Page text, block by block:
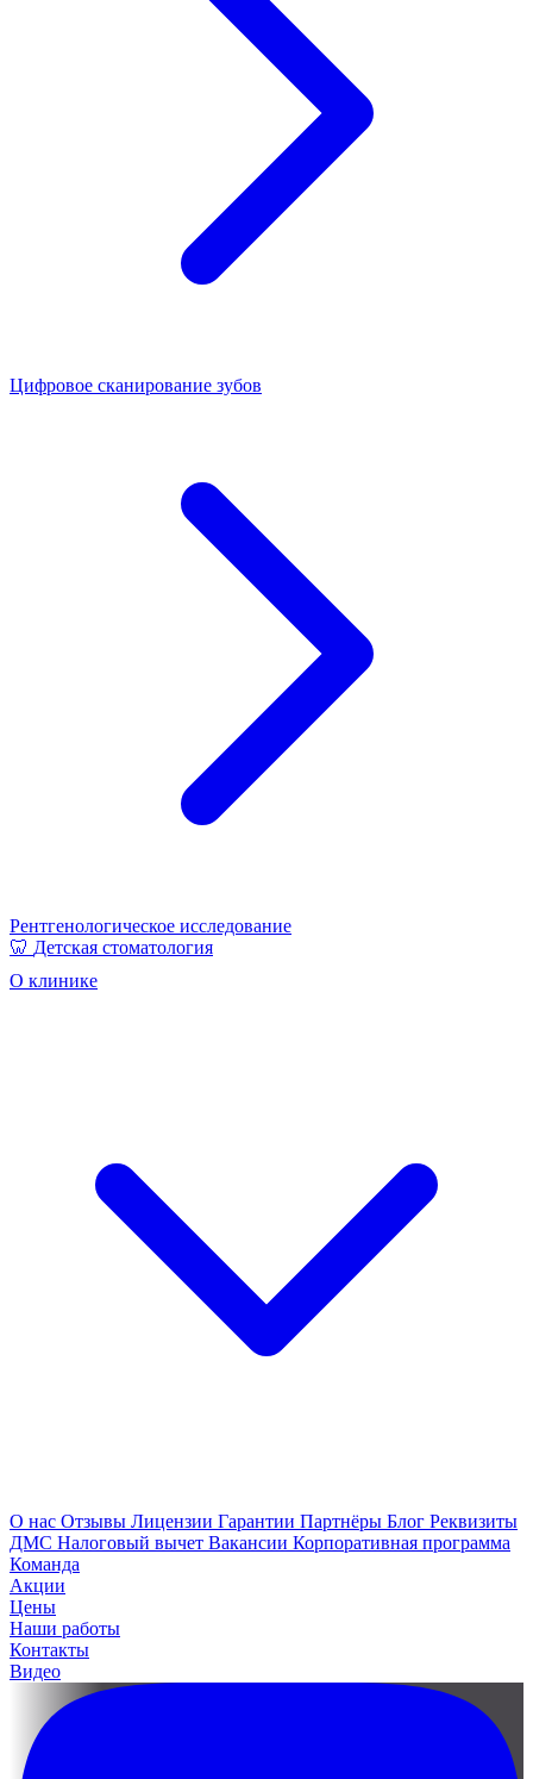
Цифровое сканирование зубов
Рентгенологическое исследование
🦷 Детская стоматология
О клинике
О нас Отзывы Лицензии Гарантии Партнёры Блог Реквизиты
ДМС Налоговый вычет Вакансии Корпоративная программа
Команда
Акции
Цены
Наши работы
Контакты
Видео